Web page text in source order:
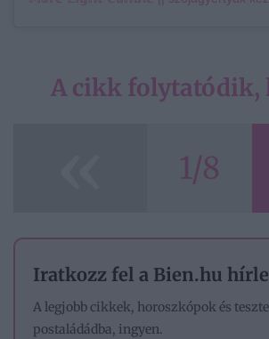
A cikk folytatódik,
1/8
Iratkozz fel a Bien.hu
A legjobb cikkek, horoszkópok és
postaládádba, ingyen.